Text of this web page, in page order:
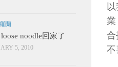
業
合
不
蘭
loose noodle回家了
5, 2010